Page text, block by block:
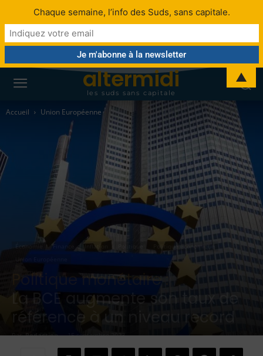
altermidi
les suds sans capitale
Accueil Union Européenne
Économie Finance Inflation
Politique économique
Union Européenne
Politique monétaire :
La BCE augmente son taux de
référence à un niveau record
Par Redaction - 15 septembre 2023
Chaque semaine, l’info des Suds, sans capitale.
▲